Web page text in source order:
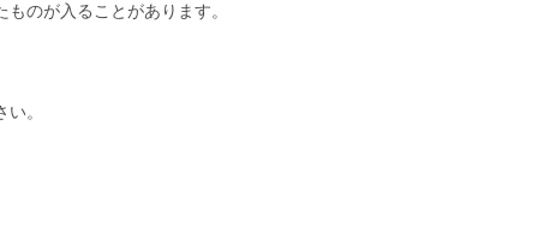
のが入ることがあります。
。